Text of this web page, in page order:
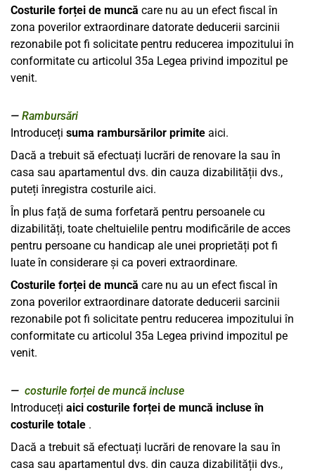
Costurile forței de muncă care nu au un efect fiscal în
zona poverilor extraordinare datorate deducerii sarcinii
rezonabile pot fi solicitate pentru reducerea impozitului în
conformitate cu articolul 35a Legea privind impozitul pe
venit.
Rambursări
Introduceți suma rambursărilor primite aici.
Dacă a trebuit să efectuați lucrări de renovare la sau în
casa sau apartamentul dvs. din cauza dizabilității dvs.,
puteți înregistra costurile aici.
În plus față de suma forfetară pentru persoanele cu
dizabilități, toate cheltuielile pentru modificările de acces
pentru persoane cu handicap ale unei proprietăți pot fi
luate în considerare și ca poveri extraordinare.
Costurile forței de muncă care nu au un efect fiscal în
zona poverilor extraordinare datorate deducerii sarcinii
rezonabile pot fi solicitate pentru reducerea impozitului în
conformitate cu articolul 35a Legea privind impozitul pe
venit.
costurile forței de muncă incluse
Introduceți aici costurile forței de muncă incluse în
costurile totale .
Dacă a trebuit să efectuați lucrări de renovare la sau în
casa sau apartamentul dvs. din cauza dizabilității dvs.,